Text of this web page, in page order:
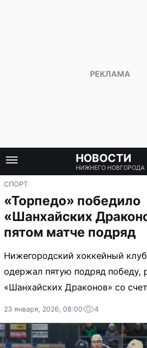
НОВОСТИ
НИЖНЕГО НОВГОРОДА
СПОРТ
«Торпедо» победило
«Шанхайских
пятом матче подряд
Нижегородский хоккейный
одержал пятую подряд победу,
«Шанхайских Драконов» со
23 января, 2026, 08:00 4